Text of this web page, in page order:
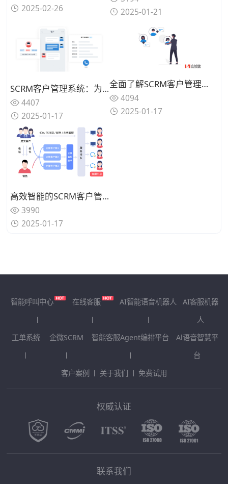
2025-02-26
2025-01-21
SCRM客户管理系统：为何比CRM更适合运营私域？
4407
2025-01-17
全面了解SCRM客户管理系统的优势与应用
4094
2025-01-17
高效智能的SCRM客户管理系统，提升业务成果
3990
2025-01-17
智能呼叫中心 在线客服 AI智能语音机器人
AI客服机器
人
工单系统
企微SCRM 智能客服Agent编排平台
Al语音智慧平
台
客户案例
关于我们 免费试用
权威认证
联系我们